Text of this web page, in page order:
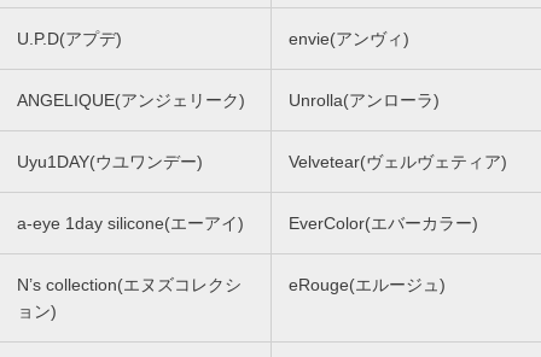
U.P.D(アプデ) envie(アンヴィ)
ANGELIQUE(アンジェリーク) Unrolla(アンローラ)
Uyu1DAY(ウユワンデー) Velvetear(ヴェルヴェティア)
a-eye 1day silicone(エーアイ) EverColor(エバーカラー)
N’s collection(エヌズコレクシ
ョン)
eRouge(エルージュ)